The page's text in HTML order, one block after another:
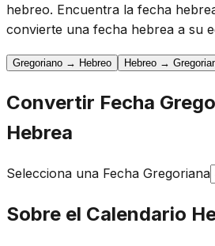
hebreo. Encuentra la fecha
convierte una fecha hebrea a su
Gregoriano → Hebreo Hebreo →
Convertir Fecha
Hebrea
Selecciona una Fecha Gregoriana
Sobre el Calendario